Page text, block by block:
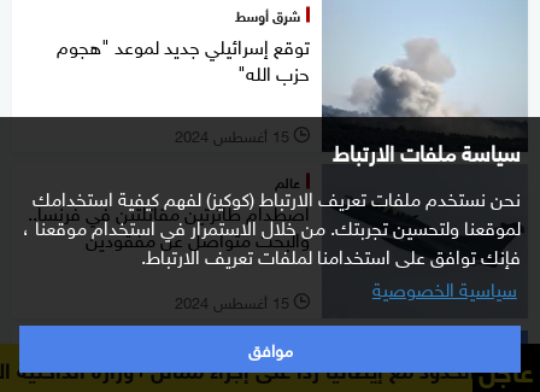
سياسة ملفات الارتباط
نحن نستخدم ملفات تعريف الارتباط (كوكيز) لفهم كيفية استخدامك
لموقعنا ولتحسين تجربتك. من خلال الاستمرار في استخدام موقعنا ،
فإنك توافق على استخدامنا لملفات تعريف الارتباط.
سياسية الخصوصية
موافق
شرق أوسط
توقع إسرائيلي جديد لموعد "هجوم
حزب الله"
l 15 أغسطس 2024
عالم
اصطدام طائرتين مقاتلتين في فرنسا..
والبحث متواصل عن مفقودين
l 15 أغسطس 2024
عالم
إعلان "جدري القردة" حالة طارئة صحية عاجلرداً على إجراء مماثل وزارة الداخلية الإسبانية: فرض